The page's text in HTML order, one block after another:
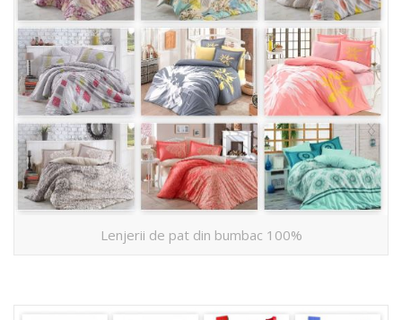
Lenjerii de pat din bumbac 100%